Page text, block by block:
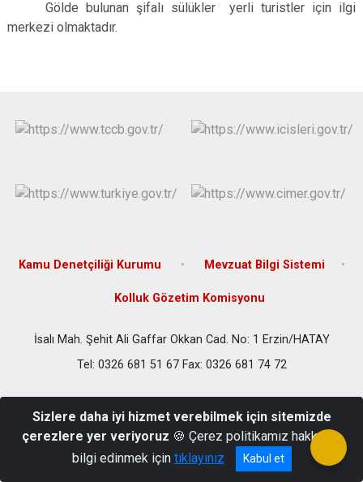
İskenderun
Kırıkhan
Antakya
Gölde bulunan şifalı sülükler yerli turistler için ilgi
merkezi olmaktadır.
Kamu Denetçiliği Kurumu Mevzuat Bilgi Sistemi
Kolluk Gözetim Komisyonu
İsalı Mah. Şehit Ali Gaffar Okkan Cad. No: 1 Erzin/HATAY
Tel: 0326 681 51 67 Fax: 0326 681 74 72
Sizlere daha iyi hizmet verebilmek için sitemizde
çerezlere yer veriyoruz 🍪 Çerez politikamız hakkında
bilgi edinmek için tıklayınız Kabul et